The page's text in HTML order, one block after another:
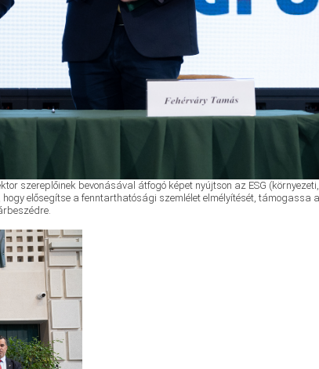
szereplőinek bevonásával átfogó képet nyújtson az ESG
elősegítse a fenntarthatósági szemlélet elmélyítését, támogassa